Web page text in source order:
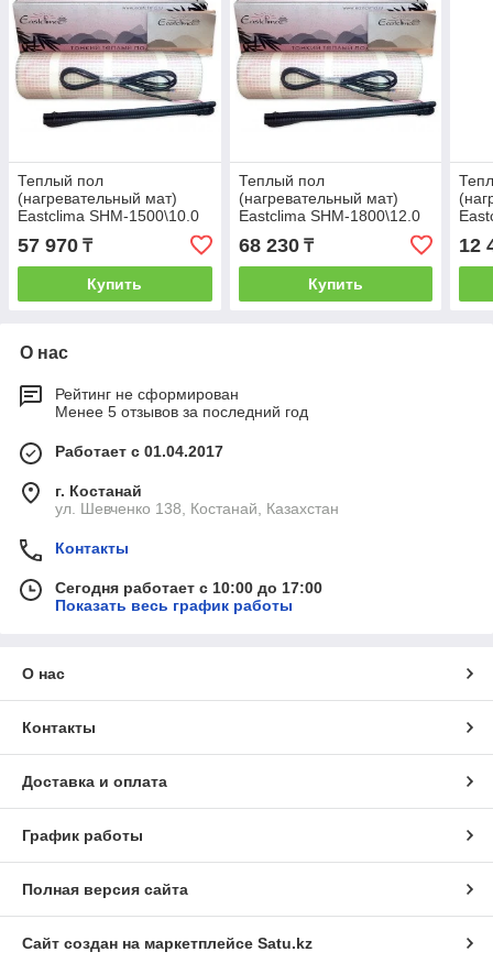
Теплый пол
(нагревательный мат)
Eastclima SHM-1500\10.0
57 970 ₸
Купить
Теплый пол
(нагревательный мат)
Eastclima SHM-1800\12.0
68 230₸
Купить
12
О нас
Рейтинг не сформирован
Менее 5 отзывов за последний год
Работает с 01.04.2017
г. Костанай
ул. Шевченко 138, Костанай, Казахстан
Контакты
Сегодня работает с 10:00 до 17:00
Показать весь график работы
О нас
Контакты
Доставка и оплата
График работы
Полная версия сайта
Сайт создан на маркетплейсе Satu.kz